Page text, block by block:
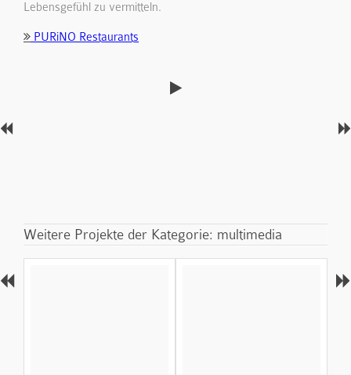
Lebensgefühl zu vermitteln.
PURiNO Restaurants
Weitere Projekte der Kategorie: multimedia